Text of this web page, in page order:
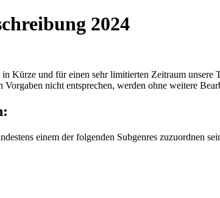
2024
Kürze und für einen sehr limitierten Zeitraum
Vorgaben nicht entsprechen, werden ohne weitere
einem der folgenden Subgenres zuzuordnen